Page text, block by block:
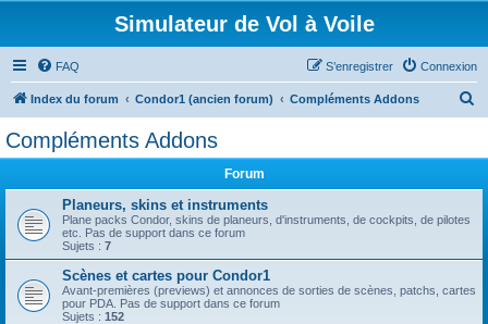
Simulateur de Vol à Voile
FAQ Connexion
S’enregistrer
Index du forum Condor1 (ancien forum) Compléments Addons
Compléments Addons
Forum
Planeurs, skins et instruments
Plane packs Condor, skins de planeurs, d'instruments, de cockpits, de pilotes
etc. Pas de support dans ce forum
Sujets : 7
Scènes et cartes pour Condor1
Avant-premières (previews) et annonces de sorties de scènes, patchs, cartes
pour PDA. Pas de support dans ce forum
Sujets : 152